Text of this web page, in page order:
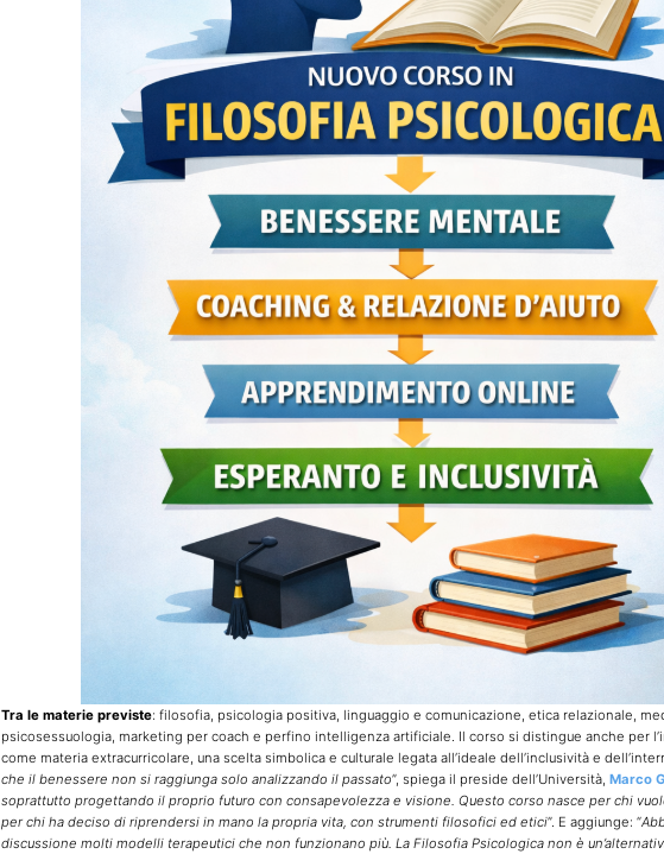
Tra le materie previste: filosofia, psicologia positiva, linguaggio e comunicazione, etica relazionale,
psicosessuologia, marketing per coach e perfino intelligenza artificiale. Il corso si distingue anche per
come materia extracurricolare, una scelta simbolica e culturale legata all’ideale dell’inclusività e
che il benessere non si raggiunga solo analizzando il passato”, spiega il preside dell’Università, Marco
soprattutto progettando il proprio futuro con consapevolezza e visione. Questo corso nasce per chi
per chi ha deciso di riprendersi in mano la propria vita, con strumenti filosofici ed etici”. E aggiunge: “
discussione molti modelli terapeutici che non funzionano più. La Filosofia Psicologica non è